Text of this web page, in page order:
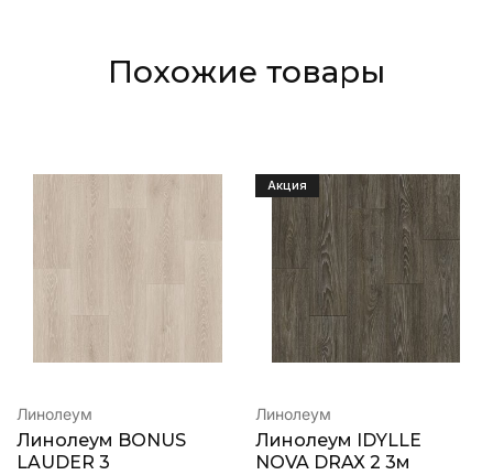
Похожие товары
Линолеум
Линолеум BONUS
LAUDER 3
Акция
Линолеум
Линолеум IDYLLE
NOVA DRAX 2 3м